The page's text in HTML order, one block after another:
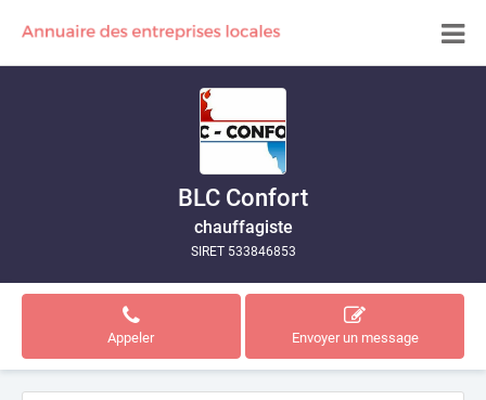
BLC Confort
chauffagiste
SIRET 533846853
Appeler Envoyer un message